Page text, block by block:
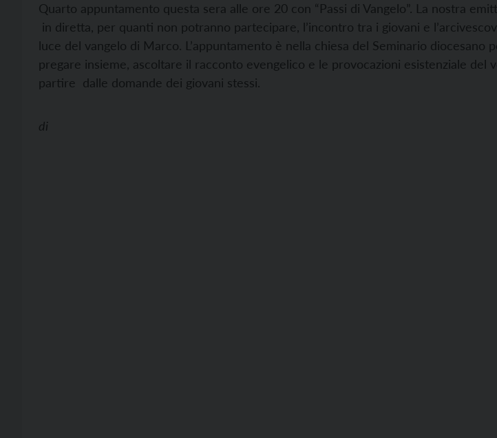
Quarto appuntamento questa sera alle ore 20 con “Passi di Vangelo”. La nostra
in diretta, per quanti non potranno partecipare, l’incontro tra i giovani e
luce del vangelo di Marco. L’appuntamento è nella chiesa del Seminario diocesano
pregare insieme, ascoltare il racconto evengelico e le provocazioni esistenziale del
partire dalle domande dei giovani stessi.
di